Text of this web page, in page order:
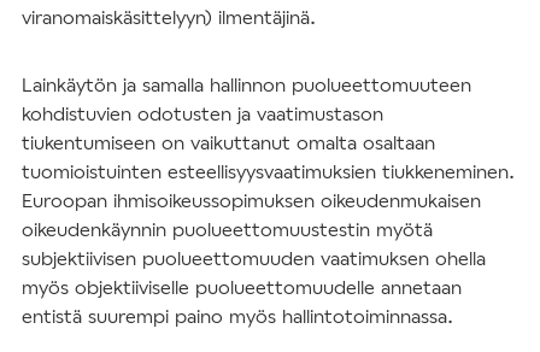
viranomaiskäsittelyyn) ilmentäjinä.
Lainkäytön ja samalla hallinnon puolueettomuuteen
kohdistuvien odotusten ja vaatimustason
tiukentumiseen on vaikuttanut omalta osaltaan
tuomioistuinten esteellisyysvaatimuksien tiukkeneminen.
Euroopan ihmisoikeussopimuksen oikeudenmukaisen
oikeudenkäynnin puolueettomuustestin myötä
subjektiivisen puolueettomuuden vaatimuksen ohella
myös objektiiviselle puolueettomuudelle annetaan
entistä suurempi paino myös hallintotoiminnassa.